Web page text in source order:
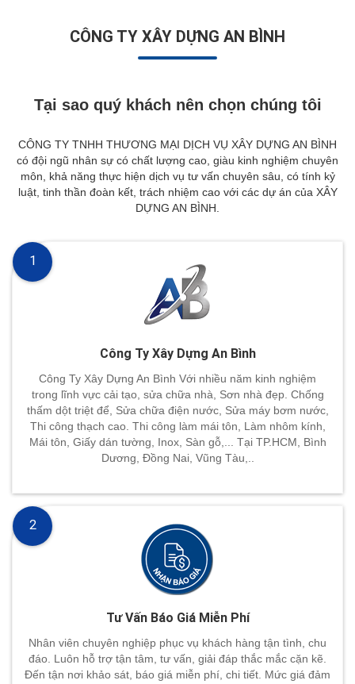
CÔNG TY XÂY DỰNG AN BÌNH
Tại sao quý khách nên chọn chúng tôi
CÔNG TY TNHH THƯƠNG MẠI DỊCH VỤ XÂY DỰNG AN BÌNH
có đội ngũ nhân sự có chất lượng cao, giàu kinh nghiệm chuyên
môn, khả năng thực hiện dịch vụ tư vấn chuyên sâu, có tính kỷ
luật, tinh thần đoàn kết, trách nhiệm cao với các dự án của XÂY
DỰNG AN BÌNH.
Công Ty Xây Dựng An Bình
Công Ty Xây Dựng An Bình Với nhiều năm kinh nghiệm
trong lĩnh vực cải tạo, sửa chữa nhà, Sơn nhà đẹp. Chống
thấm dột triệt để, Sửa chữa điện nước, Sửa máy bơm nước,
Thi công thạch cao. Thi công làm mái tôn, Làm nhôm kính,
Mái tôn, Giấy dán tường, Inox, Sàn gỗ,... Tại TP.HCM, Bình
Dương, Đồng Nai, Vũng Tàu,..
1
Tư Vấn Báo Giá Miễn Phí
Nhân viên chuyên nghiệp phục vụ khách hàng tận tình, chu
đáo. Luôn hỗ trợ tận tâm, tư vấn, giải đáp thắc mắc cặn kẽ.
Đến tận nơi khảo sát, báo giá miễn phí, chi tiết. Mức giá đảm
2